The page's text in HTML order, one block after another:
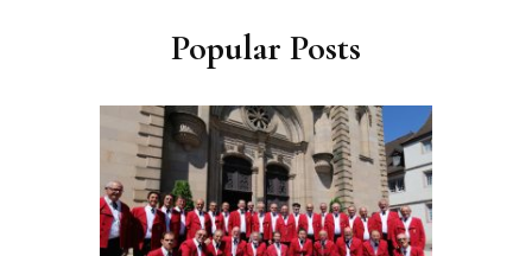
Popular Posts